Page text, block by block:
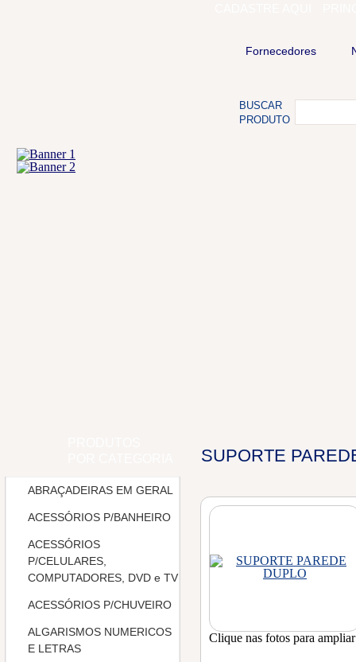
Fornecedores
BUSCAR
PRODUTO
ABRAÇADEIRAS EM GERAL
ACESSÓRIOS P/BANHEIRO
ACESSÓRIOS
P/CELULARES,
COMPUTADORES, DVD e TV
ACESSÓRIOS P/CHUVEIRO
ALGARISMOS NUMERICOS
E LETRAS
SUPORTE
Clique nas fotos para ampliar